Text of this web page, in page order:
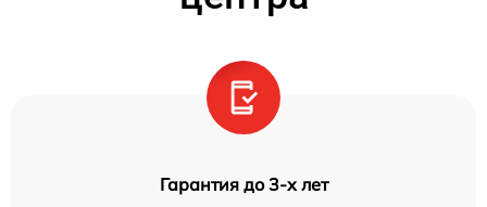
Гарантия до 3-х лет